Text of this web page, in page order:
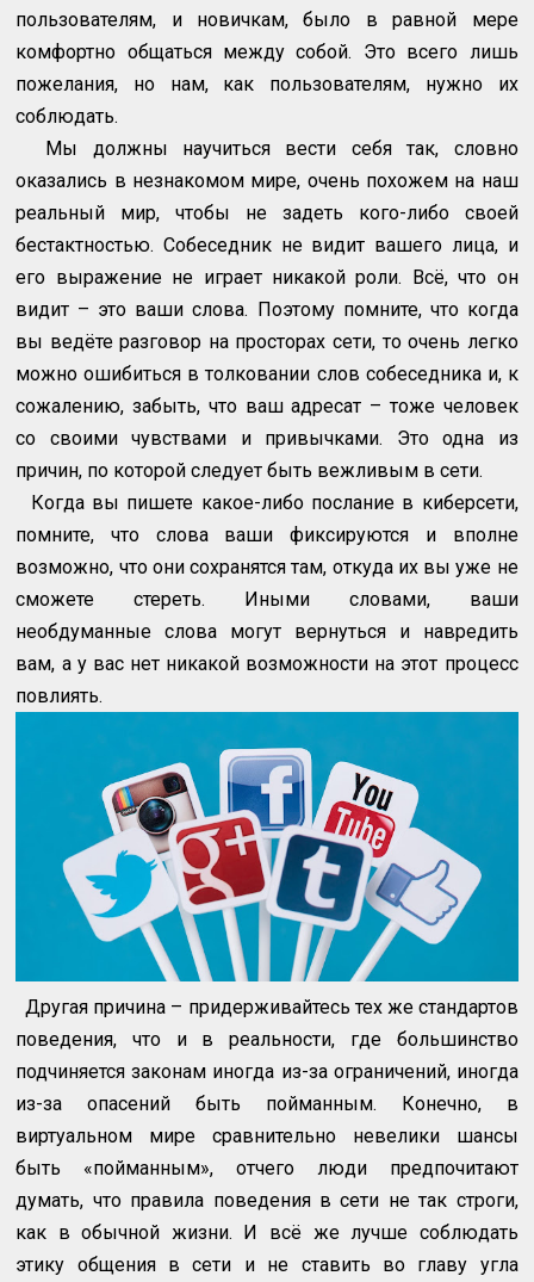
пользователям, и новичкам, было в равной мере
комфортно общаться между собой. Это всего лишь
пожелания, но нам, как пользователям, нужно их
соблюдать.
Мы должны научиться вести себя так, словно
оказались в незнакомом мире, очень похожем на наш
реальный мир, чтобы не задеть кого-либо своей
бестактностью. Собеседник не видит вашего лица, и
его выражение не играет никакой роли. Всё, что он
видит – это ваши слова. Поэтому помните, что когда
вы ведёте разговор на просторах сети, то очень легко
можно ошибиться в толковании слов собеседника и, к
сожалению, забыть, что ваш адресат – тоже человек
со своими чувствами и привычками. Это одна из
причин, по которой следует быть вежливым в сети.
Когда вы пишете какое-либо послание в киберсети,
помните, что слова ваши фиксируются и вполне
возможно, что они сохранятся там, откуда их вы уже не
сможете стереть. Иными словами, ваши
необдуманные слова могут вернуться и навредить
вам, а у вас нет никакой возможности на этот процесс
повлиять.
Другая причина – придерживайтесь тех же стандартов
поведения, что и в реальности, где большинство
подчиняется законам иногда из-за ограничений, иногда
из-за опасений быть пойманным. Конечно, в
виртуальном мире сравнительно невелики шансы
быть «пойманным», отчего люди предпочитают
думать, что правила поведения в сети не так строги,
как в обычной жизни. И всё же лучше соблюдать
этику общения в сети и не ставить во главу угла